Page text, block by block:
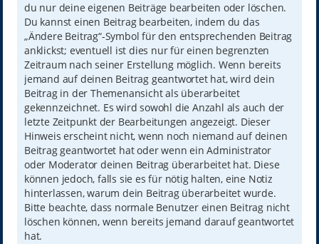
du nur deine eigenen Beiträge bearbeiten oder löschen.
Du kannst einen Beitrag bearbeiten, indem du das
„Ändere Beitrag“-Symbol für den entsprechenden Beitrag
anklickst; eventuell ist dies nur für einen begrenzten
Zeitraum nach seiner Erstellung möglich. Wenn bereits
jemand auf deinen Beitrag geantwortet hat, wird dein
Beitrag in der Themenansicht als überarbeitet
gekennzeichnet. Es wird sowohl die Anzahl als auch der
letzte Zeitpunkt der Bearbeitungen angezeigt. Dieser
Hinweis erscheint nicht, wenn noch niemand auf deinen
Beitrag geantwortet hat oder wenn ein Administrator
oder Moderator deinen Beitrag überarbeitet hat. Diese
können jedoch, falls sie es für nötig halten, eine Notiz
hinterlassen, warum dein Beitrag überarbeitet wurde.
Bitte beachte, dass normale Benutzer einen Beitrag nicht
löschen können, wenn bereits jemand darauf geantwortet
hat.